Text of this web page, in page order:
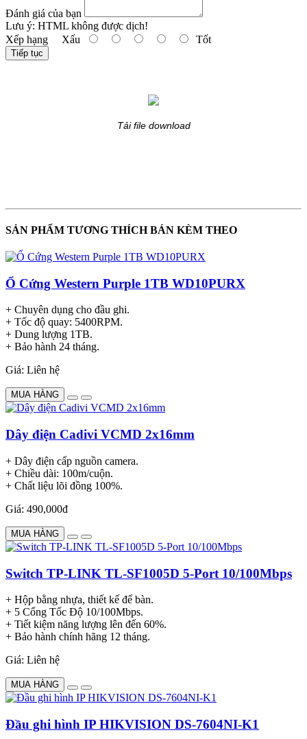
Đánh giá của bạn
Lưu ý: HTML không được dịch!
Xếp hạng Xấu Tốt
Tiếp tục
Tải file download
SẢN PHẨM TƯƠNG THÍCH BÁN KÈM THEO
Ổ Cứng Western Purple 1TB WD10PURX
+ Chuyên dụng cho đầu ghi.
+ Tốc độ quay: 5400RPM.
+ Dung lượng 1TB.
+ Bảo hành 24 tháng.
Giá: Liên hệ
MUA HÀNG
Dây điện Cadivi VCMD 2x16mm
+ Dây điện cấp nguồn camera.
+ Chiều dài: 100m/cuộn.
+ Chất liệu lõi đồng 100%.
Giá: 490,000đ
MUA HÀNG
Switch TP-LINK TL-SF1005D 5-Port 10/100Mbps
+ Hộp bằng nhựa, thiết kế để bàn.
+ 5 Cổng Tốc Độ 10/100Mbps.
+ Tiết kiệm năng lượng lên đến 60%.
+ Bảo hành chính hãng 12 tháng.
Giá: Liên hệ
MUA HÀNG
Đầu ghi hình IP HIKVISION DS-7604NI-K1